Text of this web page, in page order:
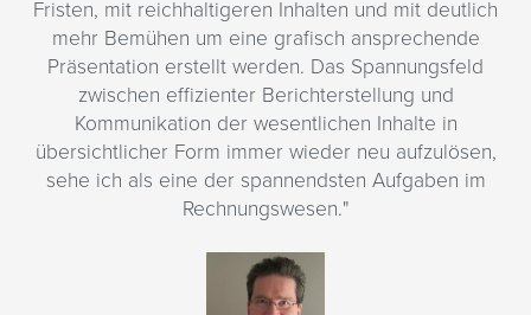
Fristen, mit reichhaltigeren Inhalten und mit deutlich
mehr Bemühen um eine grafisch ansprechende
Präsentation erstellt werden. Das Spannungsfeld
zwischen effizienter Berichterstellung und
Kommunikation der wesentlichen Inhalte in
übersichtlicher Form immer wieder neu aufzulösen,
sehe ich als eine der spannendsten Aufgaben im
Rechnungswesen."
Lehrgangsfolder Certified
Group Accountant 2026